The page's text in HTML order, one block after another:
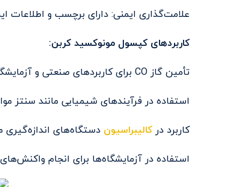
علامت‌گذاری ایمنی: دارای برچسب و اطلاعات
کاربردهای کپسول مونوکسید کربن:
تأمین گاز CO برای کاربردهای صنعتی و آزمایشگاهی
استفاده در فرآیندهای شیمیایی مانند سنتز
کاربرد در کالیبراسیون دستگاه‌های اندازه‌گیری
استفاده در آزمایشگاه‌ها برای انجام